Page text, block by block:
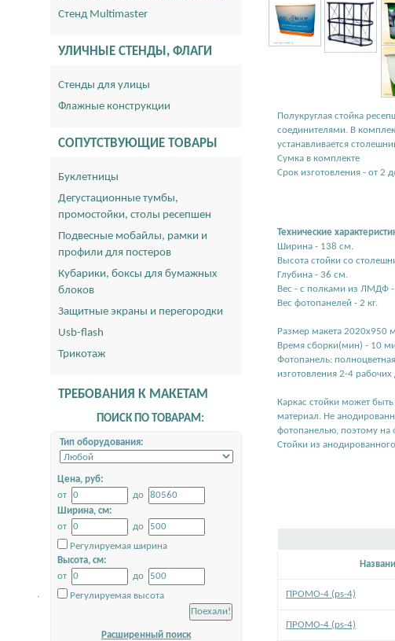
.
Стенд Multimaster
УЛИЧНЫЕ СТЕНДЫ, ФЛАГИ
Стенды для улицы
Флажные конструкции
СОПУТСТВУЮЩИЕ ТОВАРЫ
Буклетницы
Дегустационные тумбы,
промостойки, столы ресепшен
Подвесные мобайлы, рамки и
профили для постеров
Кубарики, боксы для бумажных
блоков
Защитные экраны и перегородки
Usb-flash
Трикотаж
ТРЕБОВАНИЯ К МАКЕТАМ
ПОИСК ПО ТОВАРАМ:
Тип оборудования:
Цена, руб:
от
до
Ширина, см:
от
до
Регулируемая ширина
Высота, см:
от
до
Регулируемая высота
Расширенный поиск
Полукруглая стойка
соединителями. В
устанавливается
Сумка в комплекте
Срок изготовления - от 2
Технические
Ширина - 138 см.
Высота стойки со
Глубина - 36 см.
Вес - с полками из ЛМДФ -
Вес фотопанелей - 2 кг.
Размер макета 2020х950
Время сборки(мин) - 10
Фотопанель:
изготовления 2-4
Каркас стойки может
материал. Не
фотопанелью, поэтому на
Стойки из
ПРОМО-4 (ps-4)
ПРОМО-4 (ps-4)